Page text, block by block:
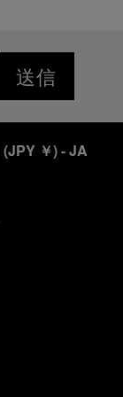
送信
(JPY ￥)- JA